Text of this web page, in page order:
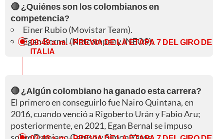
🔴 ¿Quiénes son los colombianos en
competencia?
Einer Rubio (Movistar Team).
Egan Bernal (Netcompany INEOS).
03:49 a. m. - PREVIA DE LA ETAPA 7 DEL GIRO DE
ITALIA
🔴 ¿Algún colombiano ha ganado esta carrera?
El primero en conseguirlo fue Nairo Quintana, en
2016, cuando venció a Rigoberto Urán y Fabio Aru;
posteriormente, en 2021, Egan Bernal se impuso
sobre Damiano Caruso y Simon Yates.